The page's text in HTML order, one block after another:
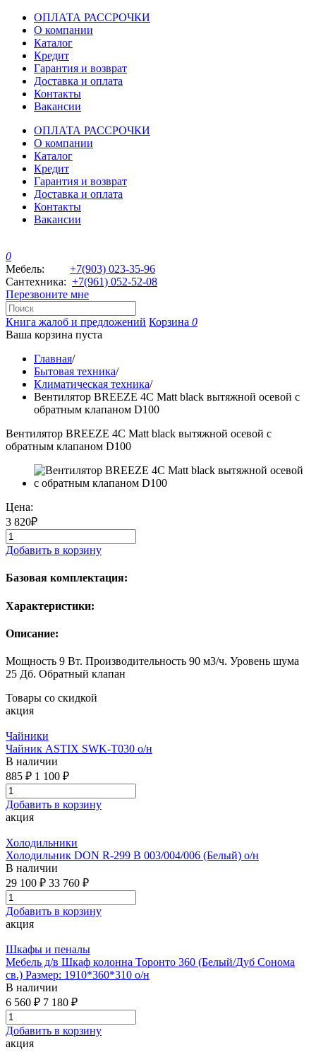
ОПЛАТА РАССРОЧКИ
О компании
Каталог
Кредит
Гарантия и возврат
Доставка и оплата
Контакты
Вакансии
ОПЛАТА РАССРОЧКИ
О компании
Каталог
Кредит
Гарантия и возврат
Доставка и оплата
Контакты
Вакансии
0
Мебель: +7(903) 023-35-96
Сантехника: +7(961) 052-52-08
Перезвоните мне
Книга жалоб и предложений Корзина 0
Ваша корзина пуста
Главная/
Бытовая техника/
Климатическая техника/
Вентилятор BREEZE 4C Matt black вытяжной осевой с
обратным клапаном D100
Вентилятор BREEZE 4C Matt black вытяжной осевой с
обратным клапаном D100
Цена:
3 820₽
Добавить в корзину
Базовая комплектация:
Характеристики:
Описание:
Мощность 9 Вт. Производительность 90 м3/ч. Уровень шума
25 Дб. Обратный клапан
Товары со скидкой
акция
Чайники
Чайник ASTIX SWK-Т030 о/н
В наличии
885 ₽ 1 100 ₽
Добавить в корзину
акция
Холодильники
Холодильник DON R-299 B 003/004/006 (Белый) о/н
В наличии
29 100 ₽ 33 760 ₽
Добавить в корзину
акция
Шкафы и пеналы
Мебель д/в Шкаф колонна Торонто 360 (Белый/Дуб Сонома
св.) Размер: 1910*360*310 о/н
В наличии
6 560 ₽ 7 180 ₽
Добавить в корзину
акция